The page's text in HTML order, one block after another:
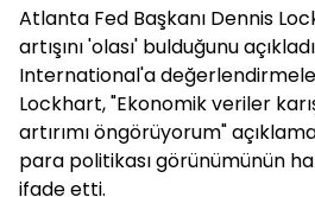
Atlanta Fed Başkanı Dennis
artışını 'olası' bulduğunu
International'a
Lockhart, "Ekonomik veriler
artırımı öngörüyorum"
para politikası görünümünün
ifade etti.